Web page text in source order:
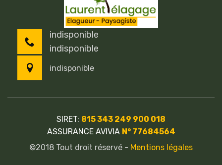
indisponible
indisponible
indisponible
SIRET: 815 343 249 900 018
ASSURANCE AVIVIA N° 77684564
©2018 Tout droit réservé - Mentions légales